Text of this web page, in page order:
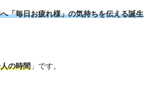
「毎日お疲れ様」の気持ちを伝える誕生
の時間 」です。